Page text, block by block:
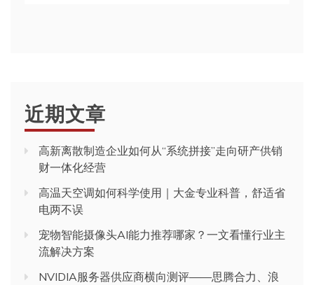
近期文章
高新离散制造企业如何从“系统拼接”走向研产供销
财一体化经营
高温天空调如何科学使用｜大金专业科普，舒适省
电两不误
宠物智能摄像头AI能力推荐哪家？一文看懂行业主
流解决方案
NVIDIA服务器供应商横向测评——思腾合力、浪